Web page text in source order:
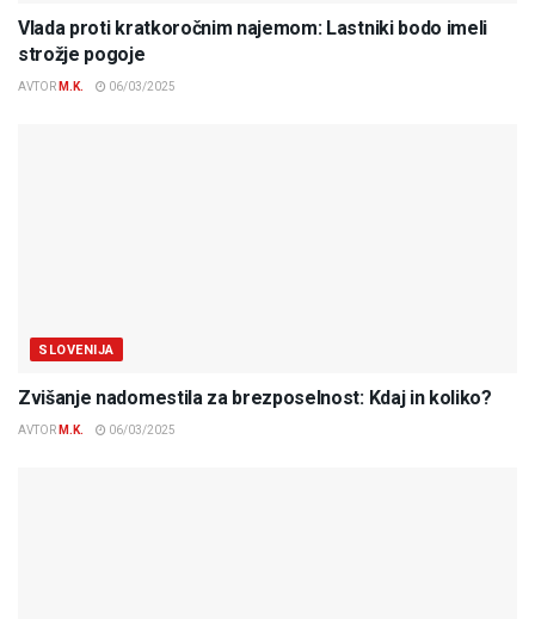
Vlada proti kratkoročnim najemom: Lastniki bodo imeli
strožje pogoje
AVTOR M.K. 06/03/2025
SLOVENIJA
Zvišanje nadomestila za brezposelnost: Kdaj in koliko?
AVTOR M.K. 06/03/2025